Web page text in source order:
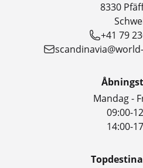
8330
+41 79
Mandag -
09:00-
14:00-